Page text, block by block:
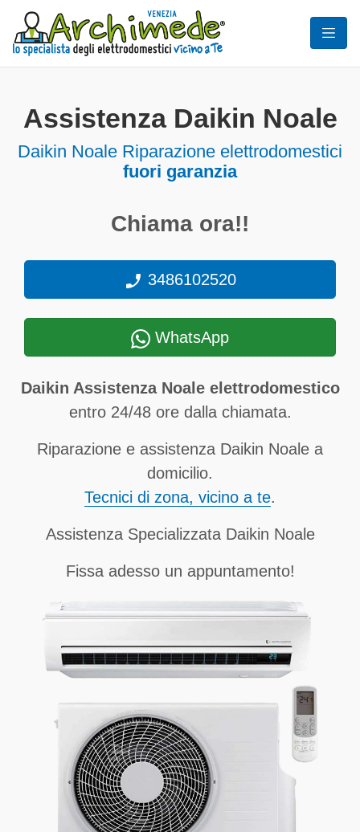
Assistenza Daikin Noale
Daikin Noale Riparazione elettrodomestici
fuori garanzia
Chiama ora!!
3486102520
WhatsApp
Daikin Assistenza Noale elettrodomestico
entro 24/48 ore dalla chiamata.
Riparazione e assistenza Daikin Noale a
domicilio.
Tecnici di zona, vicino a te.
Assistenza Specializzata Daikin Noale
Fissa adesso un appuntamento!